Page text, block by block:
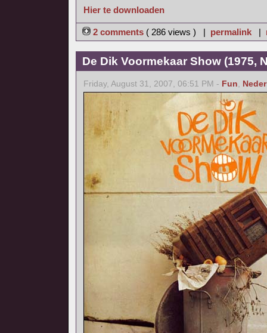
Hier te downloaden
2 comments ( 286 views ) | permalink |
De Dik Voormekaar Show (1975,
Friday, August 31, 2007, 06:51 PM - Fun,